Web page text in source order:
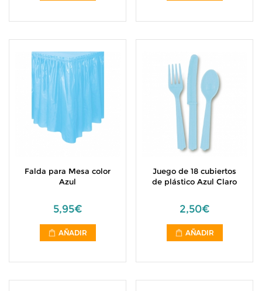
Falda para Mesa color
Azul
5,95€
AÑADIR
Juego de 18 cubiertos
de plástico Azul Claro
2,50€
AÑADIR